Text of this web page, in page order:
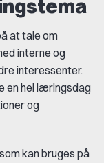
at tale om
interne og
interessenter.
en hel læringsdag
og
kan bruges på